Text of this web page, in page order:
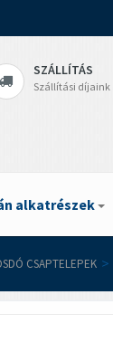
SZÁLLÍTÁS
Szállítási díjaink
alkatrészek
CSAPTELEPEK >